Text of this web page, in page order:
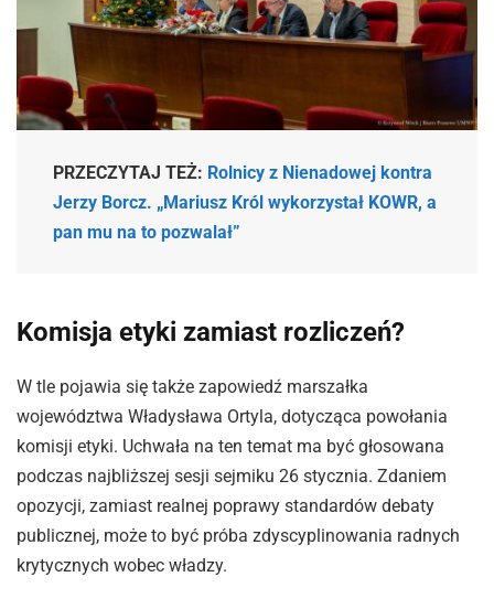
PRZECZYTAJ TEŻ: Rolnicy z Nienadowej kontra
Jerzy Borcz. „Mariusz Król wykorzystał KOWR, a
pan mu na to pozwalał”
Komisja etyki zamiast rozliczeń?
W tle pojawia się także zapowiedź marszałka
województwa Władysława Ortyla, dotycząca powołania
komisji etyki. Uchwała na ten temat ma być głosowana
podczas najbliższej sesji sejmiku 26 stycznia. Zdaniem
opozycji, zamiast realnej poprawy standardów debaty
publicznej, może to być próba zdyscyplinowania radnych
krytycznych wobec władzy.